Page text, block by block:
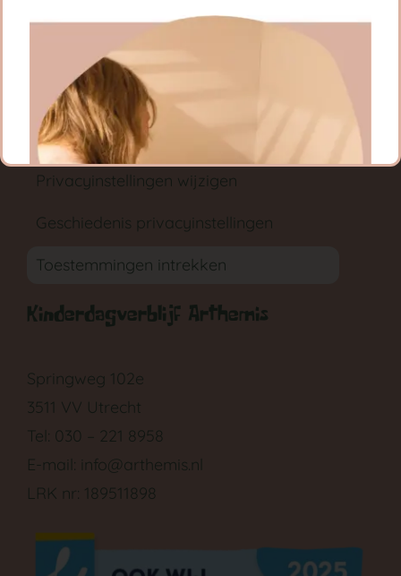
RONDLEIDING
AANMELDEN
Privacy instellingen
Privacyinstellingen wijzigen
Geschiedenis privacyinstellingen
Toestemmingen intrekken
Kinderdagverblijf Arthemis
Springweg 102e
3511 VV Utrecht
Tel: 030 – 221 8958
E-mail: info@arthemis.nl
LRK nr: 189511898
GA NAAR DE BABYGROEP